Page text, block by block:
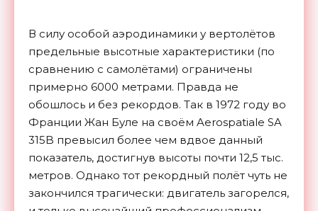
В силу особой аэродинамики у вертолётов
предельные высотные характеристики (по
сравнению с самолётами) ограничены
примерно 6000 метрами. Правда не
обошлось и без рекордов. Так в 1972 году во
Франции Жан Буле на своём Aerospatiale SA
315B превысил более чем вдвое данный
показатель, достигнув высоты почти 12,5 тыс.
метров. Однако тот рекордный полёт чуть не
закончился трагически: двигатель загорелся,